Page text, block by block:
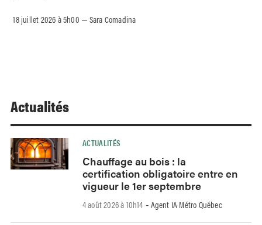
18 juillet 2026 à 5h00 – Sara Comadina
Actualités
ACTUALITÉS
Chauffage au bois : la
certification obligatoire entre en
vigueur le 1er septembre
4 août 2026 à 10h14 - Agent IA Métro Québec